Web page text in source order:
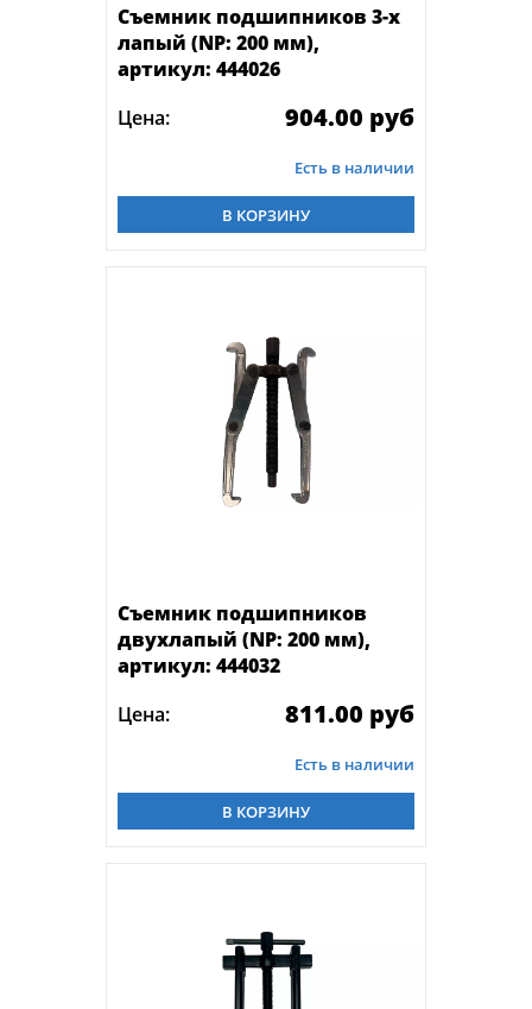
Съемник подшипников 3-х
лапый (NP: 200 мм),
артикул: 444026
Цена:
904.00 руб
Есть в наличии
В КОРЗИНУ
Съемник подшипников
двухлапый (NP: 200 мм),
артикул: 444032
Цена:
811.00 руб
Есть в наличии
В КОРЗИНУ